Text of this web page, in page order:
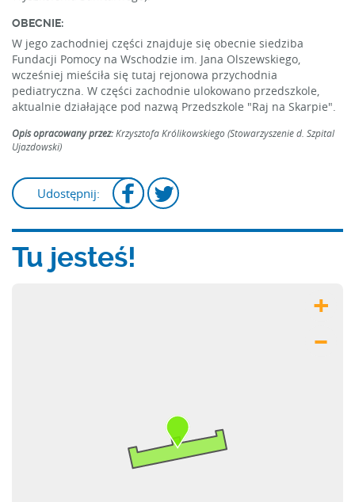
OBECNIE:
W jego zachodniej części znajduje się obecnie siedziba
Fundacji Pomocy na Wschodzie im. Jana Olszewskiego,
wcześniej mieściła się tutaj rejonowa przychodnia
pediatryczna. W części zachodnie ulokowano przedszkole,
aktualnie działające pod nazwą Przedszkole "Raj na Skarpie".
Opis opracowany przez:Krzysztofa Królikowskiego (Stowarzyszenie d. Szpital
Ujazdowski)
Udostępnij:
Tu jesteś!
+
–